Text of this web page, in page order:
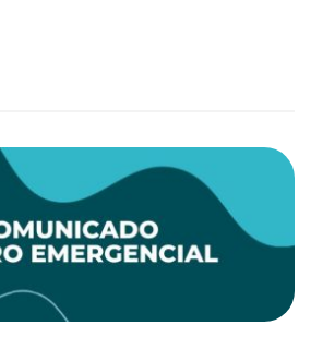
da Folha e zona rural de